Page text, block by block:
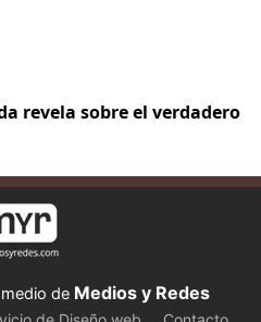
revela sobre el verdadero
de Medios y Redes